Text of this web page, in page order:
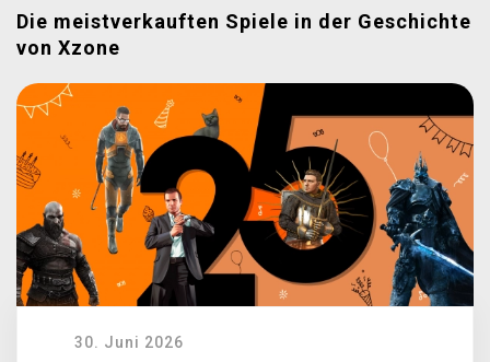
Die meistverkauften Spiele in der Geschichte
von Xzone
30. Juni 2026